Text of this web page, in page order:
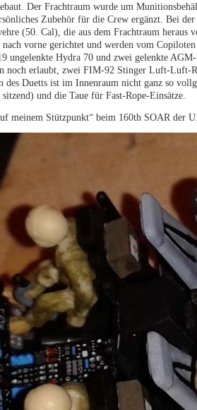
Der Frachtraum wurde um
Zubehör für die Crew ergänzt. Bei
(50. Cal), die aus dem Frachtraum
nach vorne gerichtet und werden vom
ungelenkte Hydra 70 und zwei gelenkte
noch erlaubt, zwei FIM-92 Stinger Luft-Luft-
des Duetts ist im Innenraum nicht ganz so
und die Taue für Fast-Rope-Einsätze.
meinem Stützpunkt“ beim 160th SOAR